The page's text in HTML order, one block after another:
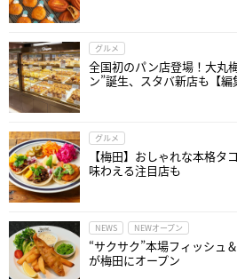
グルメ
全国初のパン店登場！大丸
ン”誕生、スタバ新店も【編
グルメ
【梅田】おしゃれな本格タ
味わえる注目店も
NEWS NEWオープン
“サクサク”本場フィッシュ
が梅田にオープン